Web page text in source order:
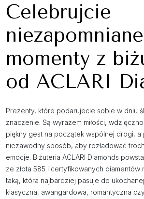
Celebrujcie
niezapomniane
momenty z
od ACLARI
Prezenty, które podarujecie sobie w dniu
znaczenie. Są wyrazem miłości,
piękny gest na początek wspólnej drogi, a
niezawodny sposób, aby rozładować
emocje. Biżuteria ACLARI Diamonds
ze złota 585 i certyfikowanych diamentów
taką, która najbardziej pasuje do
klasyczna, awangardowa, romantyczna